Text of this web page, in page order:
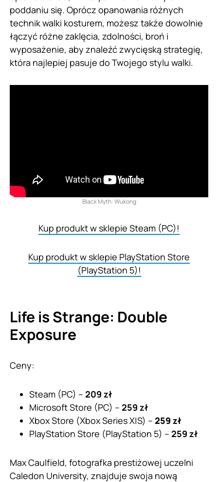
poddaniu się. Oprócz opanowania różnych
technik walki kosturem, możesz także dowolnie
łączyć różne zaklęcia, zdolności, broń i
wyposażenie, aby znaleźć zwycięską strategię,
która najlepiej pasuje do Twojego stylu walki.
Black Myth: Wukong
Kup produkt w sklepie Steam (PC)!
Kup produkt w sklepie PlayStation Store
(PlayStation 5)!
Life is Strange: Double
Exposure
Ceny:
Steam (PC) – 209 zł
Microsoft Store (PC) – 259 zł
Xbox Store (Xbox Series X|S) – 259 zł
PlayStation Store (PlayStation 5) – 259 zł
Max Caulfield, fotografka prestiżowej uczelni
Caledon University, znajduje swoja nową